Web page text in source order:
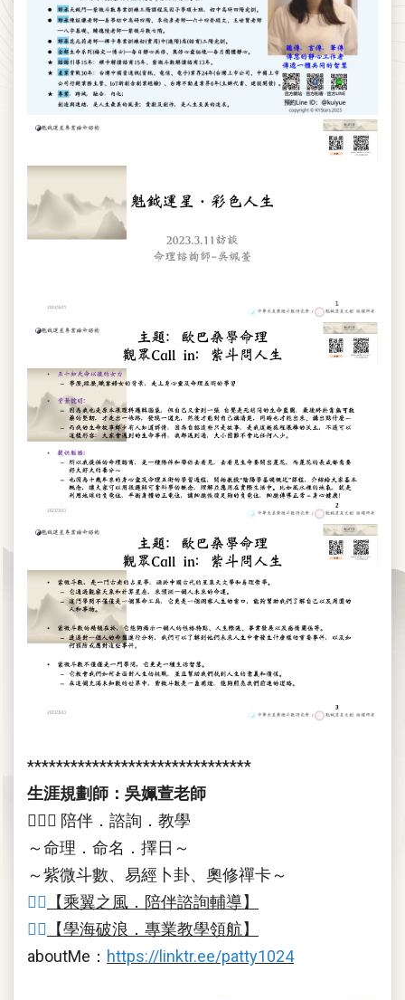
*******************************
生涯規劃師：吳姵萱老師
💁🏻‍♀️ 陪伴．諮詢．教學
～命理．命名．擇日～
～紫微斗數、易經卜卦、奧修禪卡～
👉🏻 【乘翼之風．陪伴諮詢輔導】
👉🏻 【學海破浪．專業教學領航】
aboutMe： https://linktr.ee/patty1024